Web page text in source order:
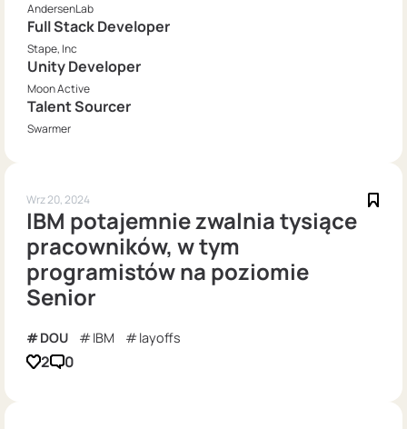
AndersenLab
Full Stack Developer
Stape, Inc
Unity Developer
Moon Active
Talent Sourcer
Swarmer
Wrz 20, 2024
IBM potajemnie zwalnia tysiące
pracowników, w tym
programistów na poziomie
Senior
DOU IBM layoffs
2 0